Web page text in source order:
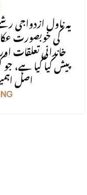
یہ ناول ازدواجی
کی خوبصورت
خاندانی تعلقات
پیش کیا گیا ہے،
اصل